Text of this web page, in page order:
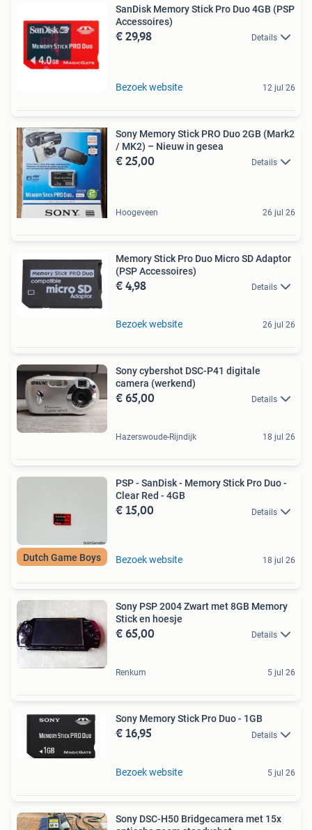
SanDisk Memory Stick Pro Duo 4GB (PSP
Accessoires)
€ 29,98 Details
Bezoek website 12 jul 26
Sony Memory Stick PRO Duo 2GB (Mark2
/ MK2) – Nieuw in gesea
€ 25,00 Details
Hoogeveen 26 jul 26
Memory Stick Pro Duo Micro SD Adaptor
(PSP Accessoires)
€ 4,98 Details
Bezoek website 26 jul 26
Sony cybershot DSC-P41 digitale
camera (werkend)
€ 65,00 Details
Hazerswoude-Rijndijk 18 jul 26
Dutch Game Boys
PSP - SanDisk - Memory Stick Pro Duo -
Clear Red - 4GB
€ 15,00 Details
Bezoek website 18 jul 26
Sony PSP 2004 Zwart met 8GB Memory
Stick en hoesje
€ 65,00 Details
Renkum 5 jul 26
Sony Memory Stick Pro Duo - 1GB
€ 16,95 Details
Bezoek website 5 jul 26
Sony DSC-H50 Bridgecamera met 15x